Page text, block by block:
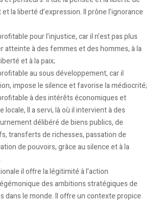
la liberté d’expression. Il prône l’ignorance
pour l’injustice, car il n’est pas plus
atteinte à des femmes et des hommes, à la
et à la paix;
au sous développement, car il
impose le silence et favorise la médiocrité;
à des intérêts économiques et
locale, Il a servi, là où il intervient à des
délibéré de biens publics, de
transferts de richesses, passation de
de pouvoirs, grâce au silence et à la
il offre la légitimité à l’action
des ambitions stratégiques de
dans le monde. Il offre un contexte propice